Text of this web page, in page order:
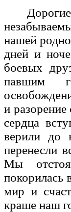
нашей
дней и
боевых
павшим
и
сердца
верили до
перенесли
Мы
покорилась
мир и
краше наш